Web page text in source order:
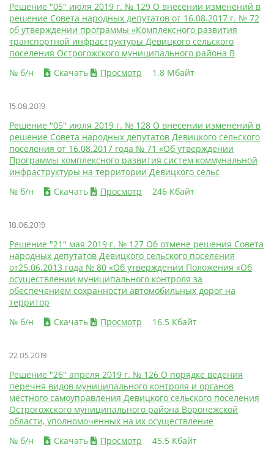
Решение "05" июля 2019 г. № 129 О внесении изменений в
решение Совета народных депутатов от 16.08.2017 г. № 72
об утверждении программы «Комплексного развития
транспортной инфраструктуры Девицкого сельского
поселения Острогожского муниципального района В
№ б/н
Скачать Просмотр 1.8 Мбайт
15.08.2019
Решение "05" июля 2019 г. № 128 О внесении изменений в
решение Совета народных депутатов Девицкого сельского
поселения от 16.08.2017 года № 71 «Об утверждении
Программы комплексного развития систем коммунальной
инфраструктуры на территории Девицкого сельс
№ б/н
Скачать Просмотр 246 Кбайт
18.06.2019
Решение "21" мая 2019 г. № 127 Об отмене решения Совета
народных депутатов Девицкого сельского поселения
от25.06.2013 года № 80 «Об утверждении Положения «Об
осуществлении муниципального контроля за
обеспечением сохранности автомобильных дорог на
территор
№ б/н
Скачать Просмотр 16.5 Кбайт
22.05.2019
Решение "26" апреля 2019 г. № 126 О порядке ведения
перечня видов муниципального контроля и органов
местного самоуправления Девицкого сельского поселения
Острогожского муниципального района Воронежской
области, уполномоченных на их осуществление
№ б/н
Скачать Просмотр 45.5 Кбайт